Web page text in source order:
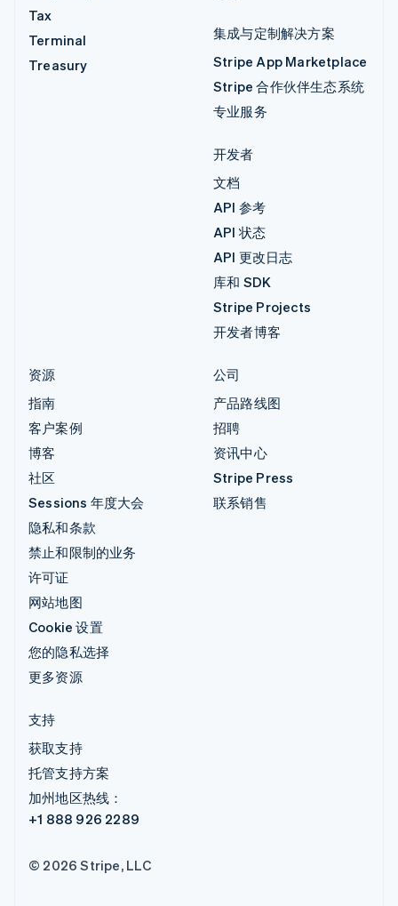
Tax
Terminal
Treasury
集成与定制解决方案
Stripe App Marketplace
Stripe 合作伙伴生态系统
专业服务
开发者
文档
API 参考
API 状态
API 更改日志
库和 SDK
Stripe Projects
开发者博客
资源
指南
客户案例
博客
社区
Sessions 年度大会
隐私和条款
禁止和限制的业务
许可证
网站地图
Cookie 设置
您的隐私选择
更多资源
公司
产品路线图
招聘
资讯中心
Stripe Press
联系销售
支持
获取支持
托管支持方案
加州地区热线：
+1 888 926 2289
© 2026 Stripe, LLC